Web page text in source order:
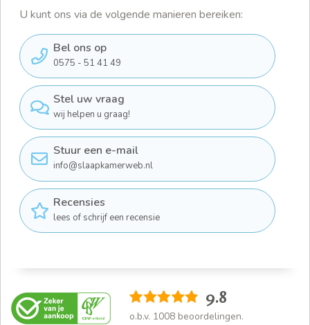
U kunt ons via de volgende manieren bereiken:
Bel ons op
0575 - 51 41 49
Stel uw vraag
wij helpen u graag!
Stuur een e-mail
info@slaapkamerweb.nl
Recensies
lees of schrijf een recensie
9.8
o.b.v. 1008 beoordelingen.